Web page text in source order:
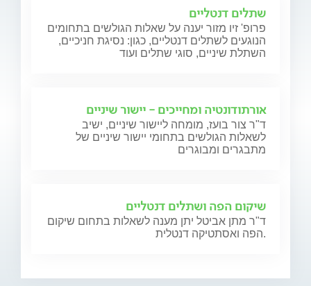
שתלים דנטליים
פרופ' זיו מזור יענה על שאלות הגולשים בתחומים
הנוגעים לשתלים דנטליים, כגון: נסיגת חניכיים,
השתלת שיניים, סוגי שתלים ועוד
אורתודונטיה ומחייכים - יישור שיניים
ד"ר צור בועז, מומחה ליישור שיניים, ישיב
לשאלות הגולשים בתחומי יישור שיניים של
מתבגרים ומבוגרים
שיקום הפה ושתלים דנטליים
ד"ר מתן אביטל יתן מענה לשאלות בתחום שיקום
הפה ואסתטיקה דנטלית.